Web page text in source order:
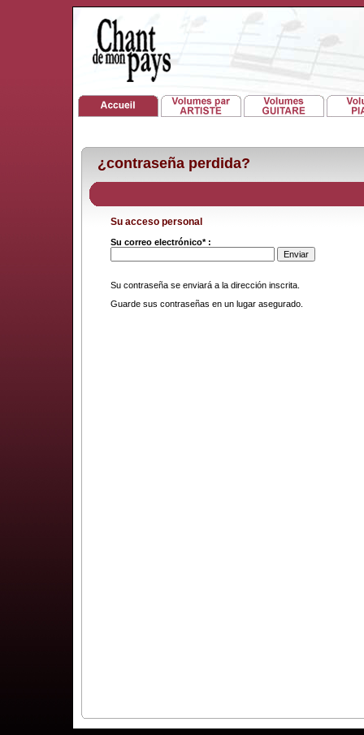
¿contraseña perdida?
Su acceso personal
Su correo electrónico* :
Su contraseña se enviará a la dirección inscrita.
Guarde sus contraseñas en un lugar asegurado.